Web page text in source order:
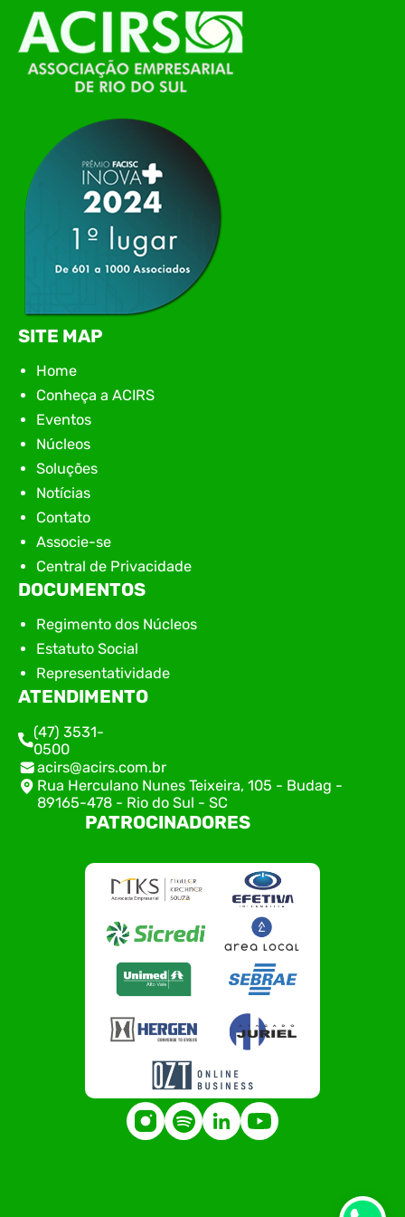
O Polo ACATE-ACIRS, por meio do NIAVI – Núcleo
de Tecnologia da Informação do Alto Vale do
Itajaí, realizou, no dia 21 de julho, o evento
Conexão Tech NIAVI, reunindo empresas de
tecnologia da região para uma noite de
apresentação de novas iniciativas para o setor. O
encontro aconteceu em Rio…
SITE MAP
Home
Conheça a ACIRS
Eventos
Núcleos
Soluções
Notícias
Contato
Associe-se
Central de Privacidade
DOCUMENTOS
Regimento dos Núcleos
Estatuto Social
Representatividade
ATENDIMENTO
(47) 3531-
0500
acirs@acirs.com.br
Rua Herculano Nunes Teixeira, 105 - Budag -
89165-478 - Rio do Sul - SC
PATROCINADORES